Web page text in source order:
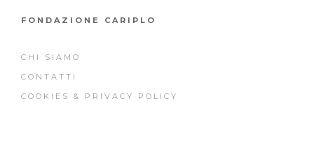
FONDAZIONE CARIPLO
CHI SIAMO
CONTATTI
COOKIES & PRIVACY POLICY